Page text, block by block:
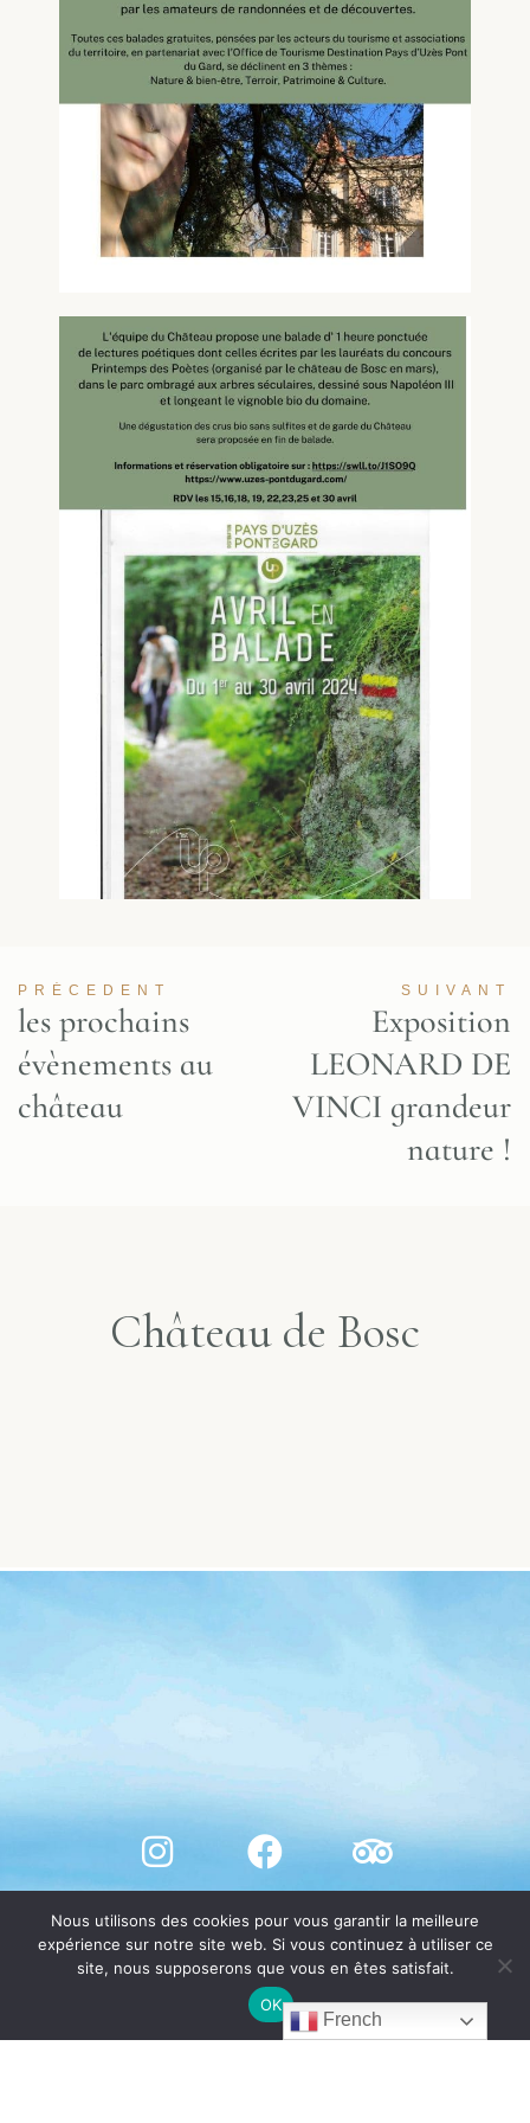
PRÉCEDENT
les prochains
évènements au
château
SUIVANT
Exposition
LEONARD DE
VINCI grandeur
nature !
Château de Bosc
French
Nous utilisons des cookies pour vous garantir la meilleure
expérience sur notre site web. Si vous continuez à utiliser ce
site, nous supposerons que vous en êtes satisfait.
OK